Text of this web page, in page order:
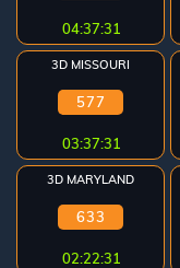
04:37:31
3D MISSOURI
577
03:37:31
3D MARYLAND
633
02:22:31